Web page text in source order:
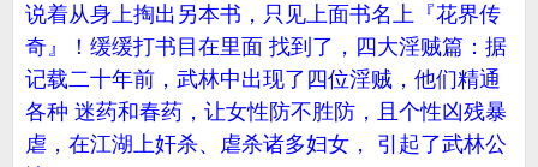
说着从身上掏出另本书，只见上面书名上『花界传
奇』！缓缓打书目在里面 找到了，四大淫贼篇：据
记载二十年前，武林中出现了四位淫贼，他们精通
各种 迷药和春药，让女性防不胜防，且个性凶残暴
虐，在江湖上奸杀、虐杀诸多妇女， 引起了武林公